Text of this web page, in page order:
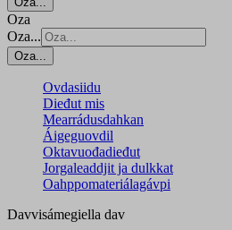
Oza
Oza...
Oza...
Ovdasiidu
Dieđut mis
Mearrádusdahkan
Áigeguovdil
Oktavuođadieđut
Jorgaleaddjit ja dulkkat
Oahppomateriálagávpi
Davvisámegiella dav